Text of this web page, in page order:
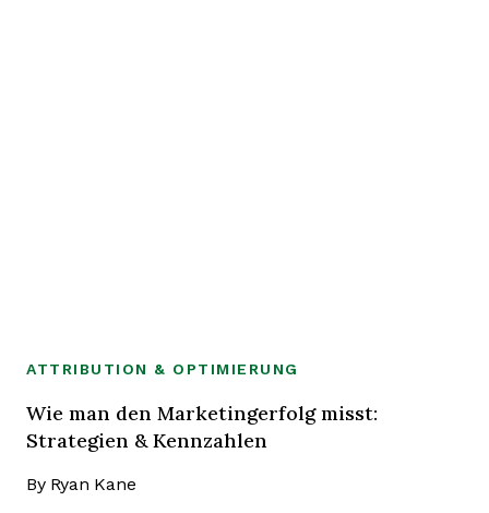
ATTRIBUTION & OPTIMIERUNG
Wie man den Marketingerfolg misst:
Strategien & Kennzahlen
By Ryan Kane